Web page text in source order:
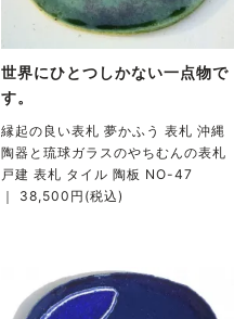
世界にひとつしかない一点物で
す。
縁起の良い表札 夢かふう 表札 沖縄
陶器と琉球ガラスのやちむんの表札
戸建 表札 タイル 陶板 NO-47
｜ 38,500円(税込)